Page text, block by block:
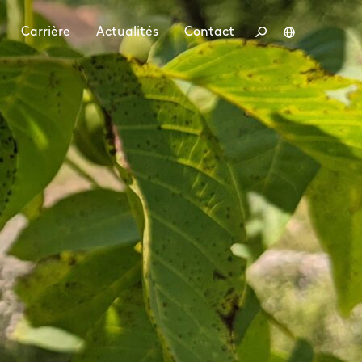
Carrière
chez BBS Emplois Formation et études
Actualités Contact
Deutsch English Français Polski